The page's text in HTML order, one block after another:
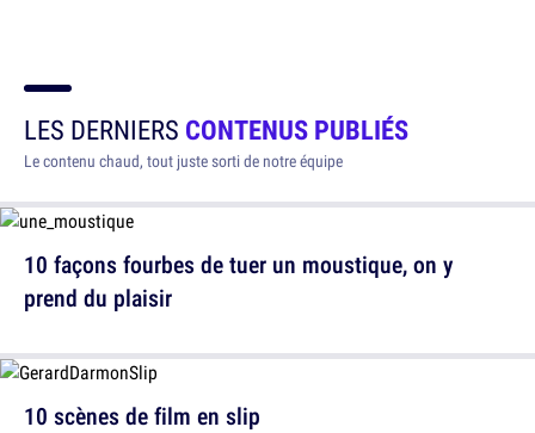
LES DERNIERS CONTENUS PUBLIÉS
Le contenu chaud, tout juste sorti de notre équipe
10 façons fourbes de tuer un moustique, on y
prend du plaisir
10 scènes de film en slip